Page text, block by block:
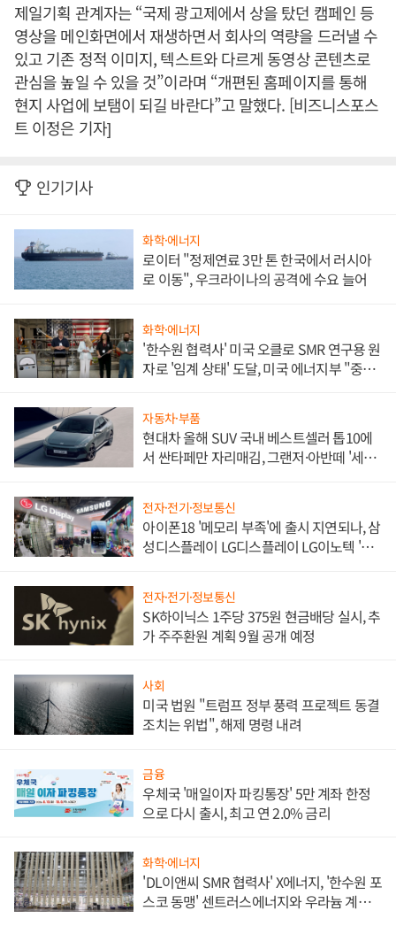
제일기획 관계자는 “국제 광고제에서 상을 탔던 캠페인 등
영상을 메인화면에서 재생하면서 회사의 역량을 드러낼 수
있고 기존 정적 이미지, 텍스트와 다르게 동영상 콘텐츠로
관심을 높일 수 있을 것”이라며 “개편된 홈페이지를 통해
현지 사업에 보탬이 되길 바란다”고 말했다. [비즈니스포스
트 이정은 기자]
인기기사
화학·에너지
로이터 "정제연료 3만 톤 한국에서 러시아
로 이동", 우크라이나의 공격에 수요 늘어
화학·에너지
'한수원 협력사' 미국 오클로 SMR 연구용 원
자로 '임계 상태' 도달, 미국 에너지부 "중요
자동차·부품
현대차 올해 SUV 국내 베스트셀러 톱10에
서 싼타페만 자리매김, 그랜저·아반떼 '세단
전자·전기·정보통신
아이폰18 '메모리 부족'에 출시 지연되나, 삼
성디스플레이 LG디스플레이 LG이노텍 '탈
전자·전기·정보통신
SK하이닉스 1주당 375원 현금배당 실시, 추
가 주주환원 계획 9월 공개 예정
사회
미국 법원 "트럼프 정부 풍력 프로젝트 동결
조치는 위법", 해제 명령 내려
금융
우체국 '매일이자 파킹통장' 5만 계좌 한정
으로 다시 출시, 최고 연 2.0% 금리
화학·에너지
'DL이앤씨 SMR 협력사' X에너지, '한수원 포
스코 동맹' 센트러스에너지와 우라늄 계약